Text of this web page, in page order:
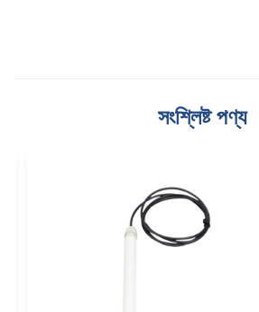
সংশ্লিষ্ট পণ্য